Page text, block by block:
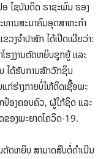
ໄຊບັນດິດ ຣາຊະພົນ ຮອງ
ທານສະມາຄົມອຸດສາຫະກຳ
ງຈຳປາສັກ ໄດ້ເປີດເຜີຍວ່າ:
ຮງງານຕັດຫຍິບຊຸກຍູ້ ແລະ
ໄດ້ຮັບການສັກວັກຊິນ
ກ່ຮ່າງກາຍບໍ່ໃຫ້ຕິດເຊື້ອພະ
ປ້ອງຄອບຄົວ, ຜູ້ໃກ້ຊິດ ແລະ
ອງພະຍາດໂຄວິດ-19.
ຕັດຫຍິບ ສາມາດສືບຕໍ່ດໍາເນີນ